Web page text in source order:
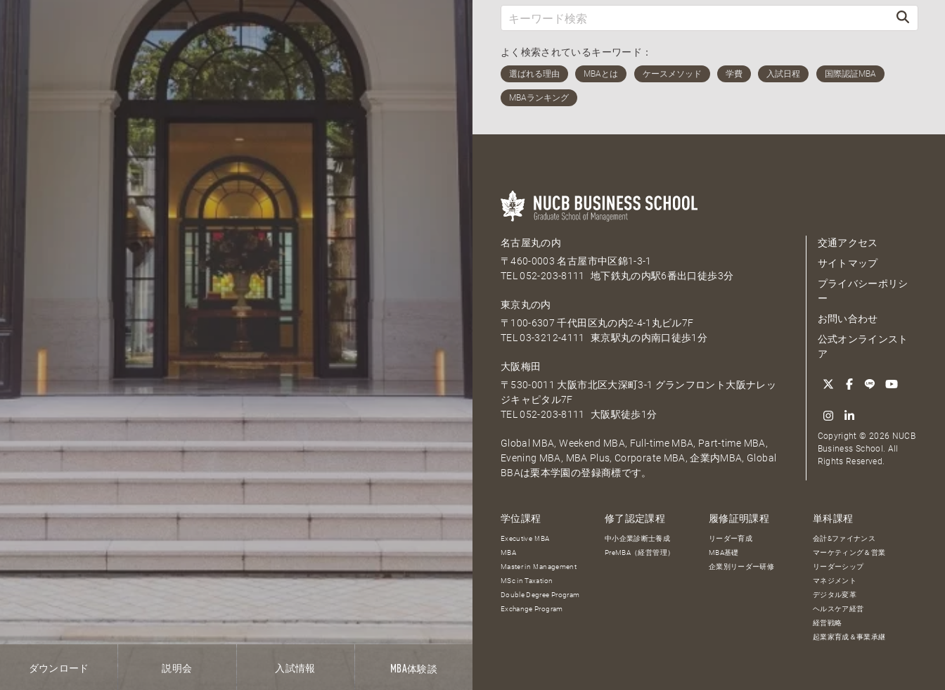
ダウンロード 説明会 入試情報 MBA体験談
よく検索されているキーワード：
名古屋丸の内
〒460-0003 名古屋市中区錦1-3-1
TEL052-203-8111 地下鉄丸の内駅6番出口徒歩3分
東京丸の内
〒100-6307 千代田区丸の内2-4-1丸ビル7F
TEL03-3212-4111 東京駅丸の内南口徒歩1分
大阪梅田
〒530-0011 大阪市北区大深町3-1 グランフロント大阪ナレッ
ジキャピタル7F
TEL052-203-8111 大阪駅徒歩1分
Global MBA, Weekend MBA, Full-time MBA, Part-time MBA,
Evening MBA, MBA Plus, Corporate MBA, 企業内MBA, Global
BBAは栗本学園の登録商標です。
交通アクセス
サイトマップ
プライバシーポリシ
ー
お問い合わせ
公式オンラインスト
ア
Copyright © 2026 NUCB
Business School. All
Rights Reserved.
学位課程
Executive MBA
MBA
Master in Management
MSc in Taxation
Double Degree Program
Exchange Program
修了認定課程
中小企業診断士養成
PreMBA（経営管理）
履修証明課程
リーダー育成
MBA基礎
企業別リーダー研修
単科課程
会計&ファイナンス
マーケティング＆営業
リーダーシップ
マネジメント
デジタル変革
ヘルスケア経営
経営戦略
起業家育成＆事業承継